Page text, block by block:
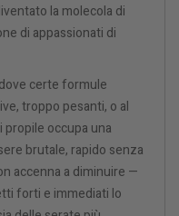
la molecola di
di appassionati di
certe formule
troppo pesanti, o al
occupa una
brutale, rapido senza
accenna a diminuire —
forti e immediati lo